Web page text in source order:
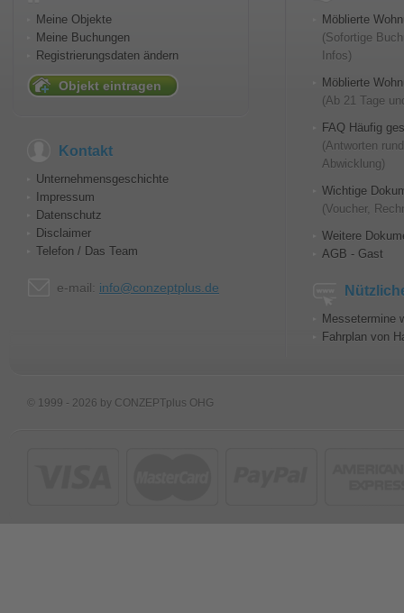
Meine Objekte
Meine Buchungen
Registrierungsdaten ändern
Objekt eintragen
Kontakt
Unternehmensgeschichte
Impressum
Datenschutz
Disclaimer
Telefon / Das Team
e-mail: info@conzeptplus.de
Möblierte
(Sofortige
Infos)
Möblierte
(Ab 21 Tage
FAQ Häufig
(Antworten
Abwicklung)
Wichtige
(Voucher,
Weitere
AGB - Gast
Messetermine
Fahrplan von
© 1999 - 2026 by CONZEPTplus OHG